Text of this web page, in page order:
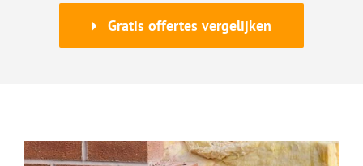
Gratis offertes vergelijken